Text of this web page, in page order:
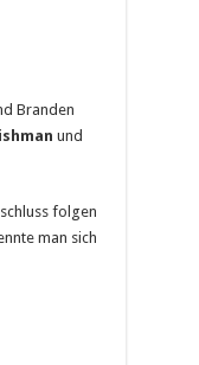
Branden
und
folgen
man sich